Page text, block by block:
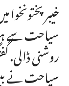
سیاحت سے
روشنی ڈالی.
سیاحت نے